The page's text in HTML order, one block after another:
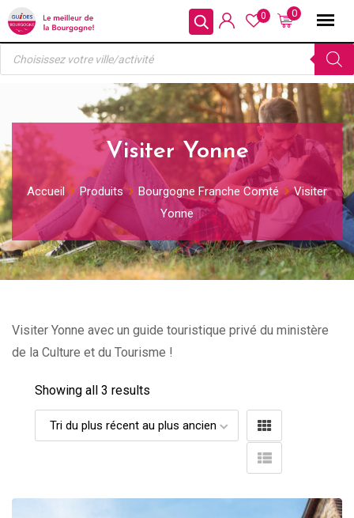
Skip
to
content
0
0
Recherche
produits
Visiter Yonne
Accueil Produits Bourgogne Franche Comté
Visiter
Yonne
Visiter Yonne avec un guide touristique privé du ministère
de la Culture et du Tourisme !
Showing all 3 results